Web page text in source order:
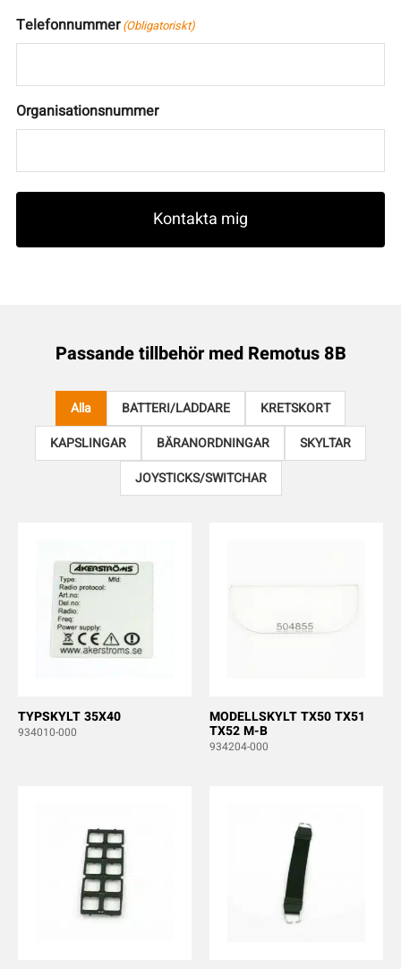
Telefonnummer (Obligatoriskt)
Organisationsnummer
Passande tillbehör med Remotus 8B
Alla BATTERI/LADDARE
KRETSKORT
KAPSLINGAR
BÄRANORDNINGAR
SKYLTAR
JOYSTICKS/SWITCHAR
TYPSKYLT 35X40
934010-000
MODELLSKYLT TX50 TX51
TX52 M-B
934204-000